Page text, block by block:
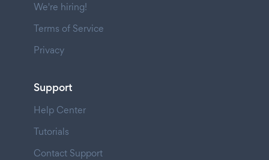
We're hiring!
Terms of Service
Privacy
Support
Help Center
Tutorials
Contact Support